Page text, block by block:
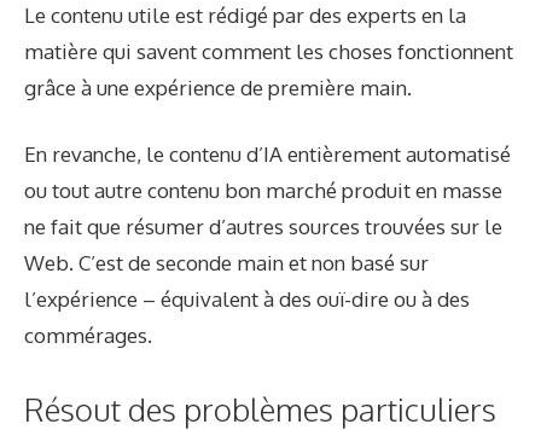
Le contenu utile est rédigé par des experts en la
matière qui savent comment les choses fonctionnent
grâce à une expérience de première main.
En revanche, le contenu d’IA entièrement automatisé
ou tout autre contenu bon marché produit en masse
ne fait que résumer d’autres sources trouvées sur le
Web. C’est de seconde main et non basé sur
l’expérience – équivalent à des ouï-dire ou à des
commérages.
Résout des problèmes particuliers